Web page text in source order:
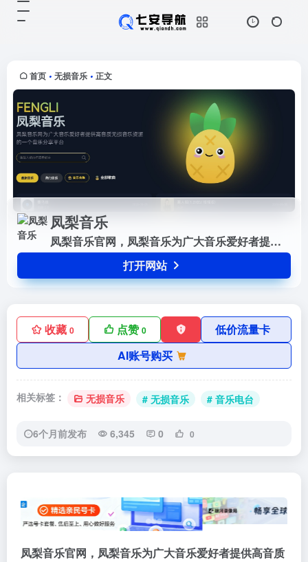
首页 • 无损音乐 • 正文
凤梨音乐
凤梨音乐官网，凤梨音乐为广大音乐爱好者提供高音质无损音乐资源的一个音乐分享平台
打开网站
收藏 0 点赞0
低价流量卡
AI账号购买
相关标签： 无损音乐 # 无损音乐 # 音乐电台
6个月前发布 6,345 0 0
个音乐分享平台
凤梨音乐官网，凤梨音乐为广大音乐爱好者提供高音质